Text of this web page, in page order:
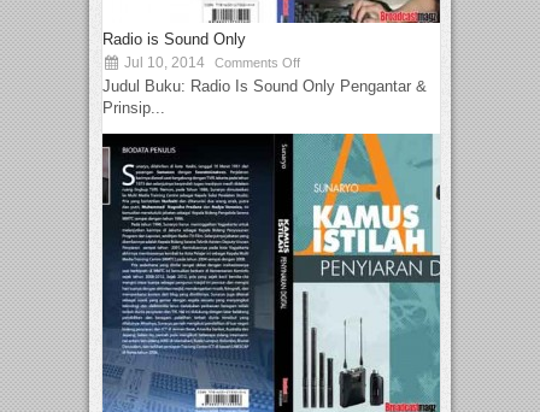
Radio is Sound Only
Jul 10, 2014 Comments Off
Judul Buku: Radio Is Sound Only Pengantar &
Prinsip...